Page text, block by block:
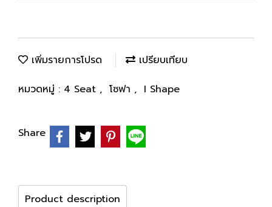
เพิ่มรายการโปรด
เปรียบเทียบ
หมวดหมู่ : 4 Seat , โซฟา , I Shape
Share
Product description